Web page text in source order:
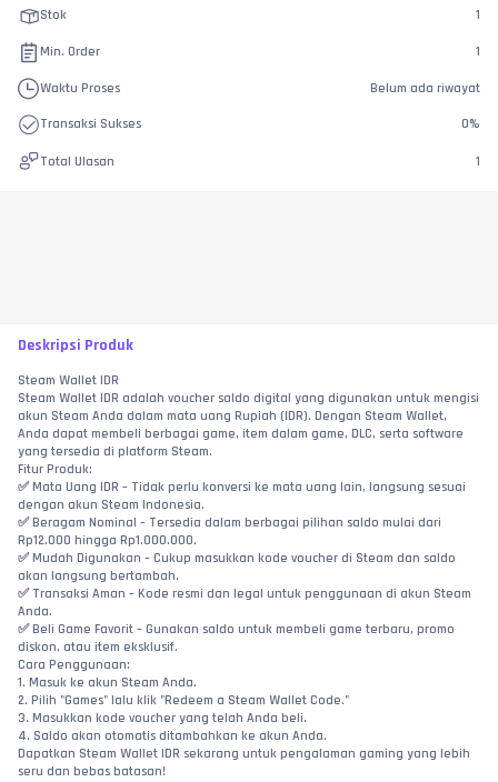
Stok 1
Min. Order 1
Waktu Proses Belum ada riwayat
Transaksi Sukses 0%
Total Ulasan 1
Deskripsi Produk
Steam Wallet IDR
Steam Wallet IDR adalah voucher saldo digital yang digunakan untuk mengisi
akun Steam Anda dalam mata uang Rupiah (IDR). Dengan Steam Wallet,
Anda dapat membeli berbagai game, item dalam game, DLC, serta software
yang tersedia di platform Steam.
Fitur Produk:
✅ Mata Uang IDR – Tidak perlu konversi ke mata uang lain, langsung sesuai
dengan akun Steam Indonesia.
✅ Beragam Nominal – Tersedia dalam berbagai pilihan saldo mulai dari
Rp12.000 hingga Rp1.000.000.
✅ Mudah Digunakan – Cukup masukkan kode voucher di Steam dan saldo
akan langsung bertambah.
✅ Transaksi Aman – Kode resmi dan legal untuk penggunaan di akun Steam
Anda.
✅ Beli Game Favorit – Gunakan saldo untuk membeli game terbaru, promo
diskon, atau item eksklusif.
Cara Penggunaan:
1. Masuk ke akun Steam Anda.
2. Pilih "Games" lalu klik "Redeem a Steam Wallet Code."
3. Masukkan kode voucher yang telah Anda beli.
4. Saldo akan otomatis ditambahkan ke akun Anda.
Dapatkan Steam Wallet IDR sekarang untuk pengalaman gaming yang lebih
seru dan bebas batasan!